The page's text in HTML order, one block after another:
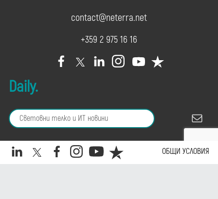
ОБЩИ УСЛОВИЯ
contact@neterra.net
+359 2 975 16 16
Daily.
Copyright © 2026 Neterra. All rights reserved.